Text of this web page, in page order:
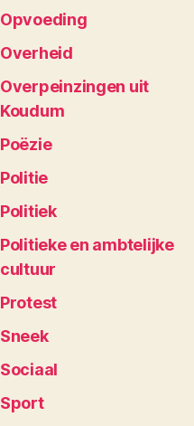
Opvoeding
Overheid
Overpeinzingen uit
Koudum
Poëzie
Politie
Politiek
Politieke en ambtelijke
cultuur
Protest
Sneek
Sociaal
Sport